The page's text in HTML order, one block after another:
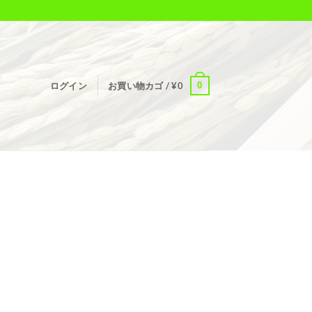
ログイン お買い物カゴ /¥0 0